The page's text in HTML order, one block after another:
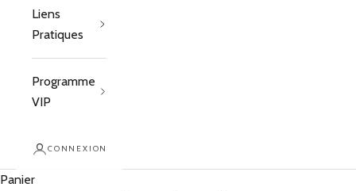
Liens
Pratiques
Programme
VIP
CONNEXION
Panier